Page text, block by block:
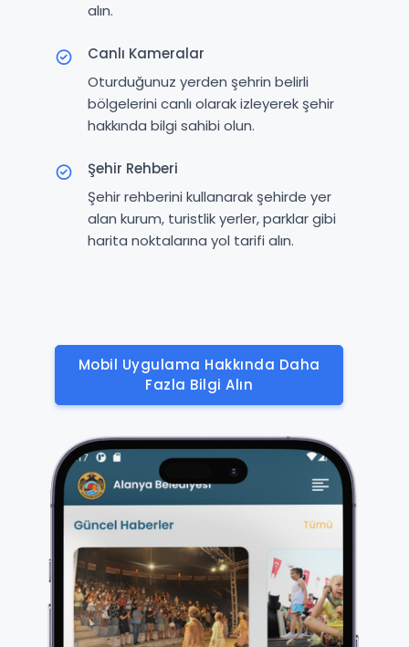
alın.
Canlı Kameralar
Oturduğunuz yerden şehrin belirli
bölgelerini canlı olarak izleyerek şehir
hakkında bilgi sahibi olun.
Şehir Rehberi
Şehir rehberini kullanarak şehirde yer
alan kurum, turistlik yerler, parklar gibi
harita noktalarına yol tarifi alın.
Mobil Uygulama Hakkında Daha
Fazla Bilgi Alın